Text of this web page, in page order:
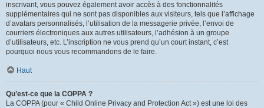
inscrivant, vous pouvez également avoir accès à des fonctionnalités
supplémentaires qui ne sont pas disponibles aux visiteurs, tels que l’affichage
d’avatars personnalisés, l’utilisation de la messagerie privée, l’envoi de
courriers électroniques aux autres utilisateurs, l’adhésion à un groupe
d’utilisateurs, etc. L’inscription ne vous prend qu’un court instant, c’est
pourquoi nous vous recommandons de le faire.
Haut
Qu’est-ce que la COPPA ?
La COPPA (pour « Child Online Privacy and Protection Act ») est une loi des